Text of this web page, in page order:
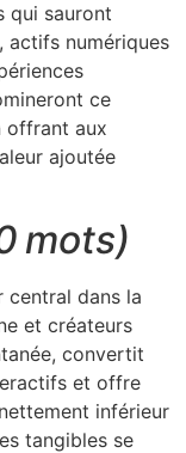
qui sauront
actifs numériques
ce
offrant aux
ajoutée
mots)
central dans la
et créateurs
convertit
et offre
inférieur
tangibles se